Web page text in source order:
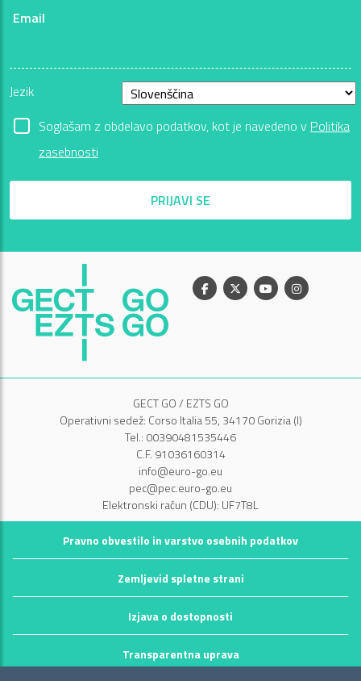
Email
Jezik
Soglašam z obdelavo podatkov, kot je navedeno v Politika
zasebnosti
PRIJAVI SE
Facebook
X YoutubeInstagram
GECT GO / EZTS GO
Operativni sedež: Corso Italia 55, 34170 Gorizia (I)
Tel.: 00390481535446
C.F. 91036160314
info@euro-go.eu
pec@pec.euro-go.eu
Elektronski račun (CDU): UF7T8L
Pravno obvestilo in varstvo osebnih podatkov
Zemljevid spletne strani
Izjava o dostopnosti
Transparentna uprava